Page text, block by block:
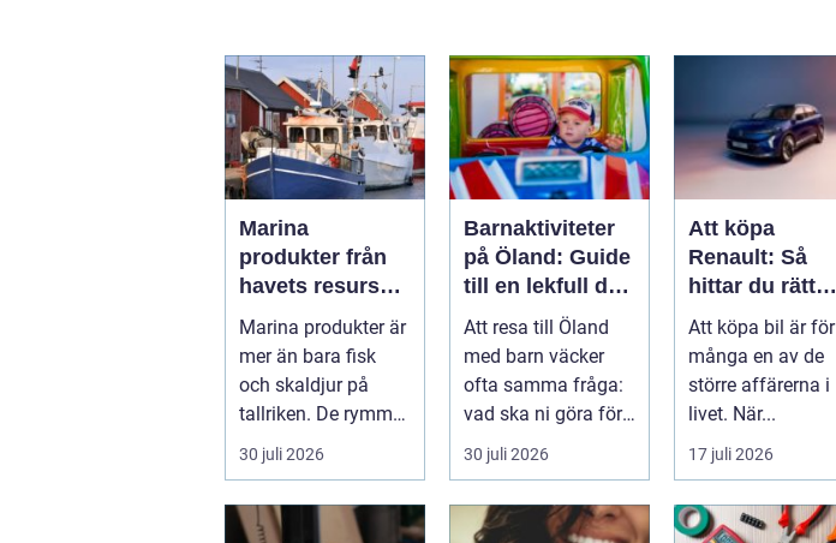
Marina
produkter från
havets resurser
till hållbara
upplevelser
Marina produkter är
mer än bara fisk
och skaldjur på
tallriken. De rymmer
allt från mat och
hälsa ti...
30 juli 2026
Barnaktiviteter
på Öland: Guide
till en lekfull dag
för hela familjen
Att resa till Öland
med barn väcker
ofta samma fråga:
vad ska ni göra för
30 juli 2026
Att köpa
Renault: Så
hittar du rätt
modell för din
vardag
Att köpa bil är för
många en av de
större affärerna i
livet. När...
17 juli 2026